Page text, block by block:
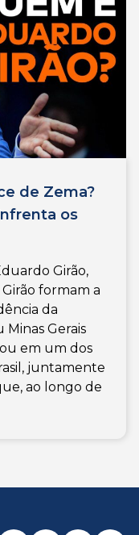
de Zema?
os
Girão,
formam a
da
Gerais
em um dos
juntamente
ao longo de